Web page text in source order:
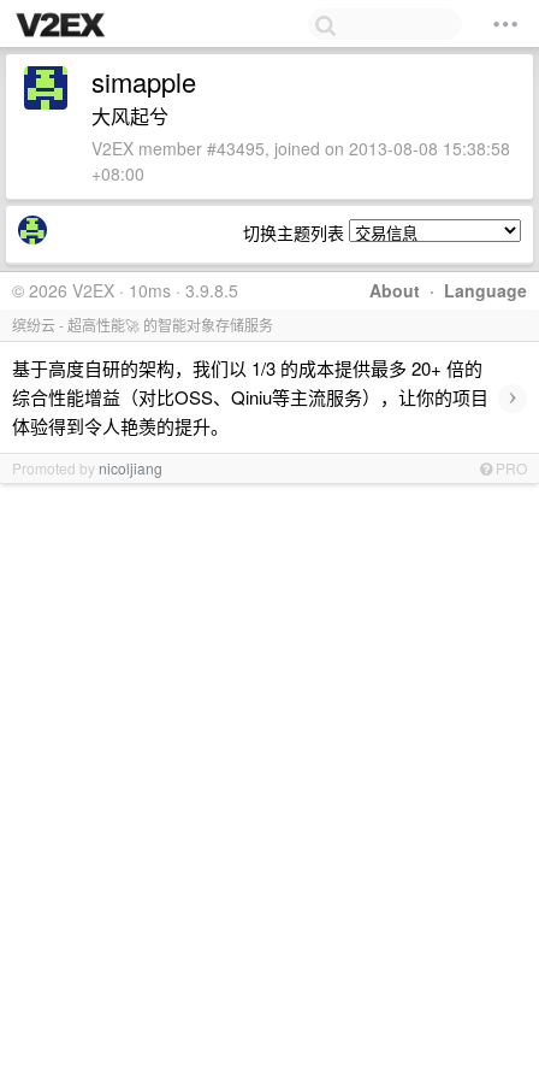
simapple
大风起兮
V2EX member #43495, joined on 2013-08-08 15:38:58
+08:00
切换主题列表
About · Language
© 2026 V2EX · 10ms · 3.9.8.5
缤纷云 - 超高性能🚀 的智能对象存储服务
基于高度自研的架构，我们以 1/3 的成本提供最多 20+ 倍的
综合性能增益（对比OSS、Qiniu等主流服务），让你的项目
体验得到令人艳羡的提升。
›
Promoted by nicoljiang PRO